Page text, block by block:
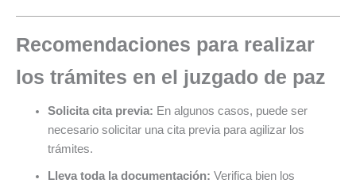
Recomendaciones para realizar
los trámites en el juzgado de paz
Solicita cita previa: En algunos casos, puede ser
necesario solicitar una cita previa para agilizar los
trámites.
Lleva toda la documentación: Verifica bien los